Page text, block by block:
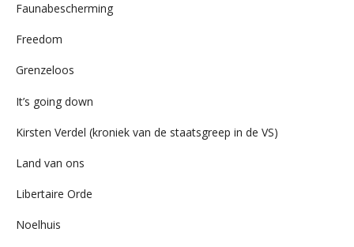
Faunabescherming
Freedom
Grenzeloos
It’s going down
Kirsten Verdel (kroniek van de staatsgreep in de VS)
Land van ons
Libertaire Orde
Noelhuis